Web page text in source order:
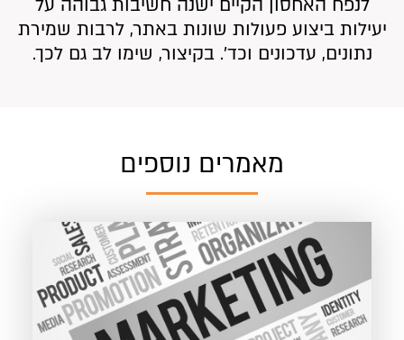
לנפח האחסון הקיים ישנה חשיבות גבוהה על
יעילות ביצוע פעולות שונות באתר, לרבות שמירת
נתונים, עדכונים וכד’. בקיצור, שימו לב גם לכך.
מאמרים נוספים